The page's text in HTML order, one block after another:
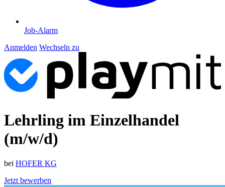
Job-Alarm
Anmelden Wechseln zu
Lehrling im Einzelhandel
(m/w/d)
bei HOFER KG
Jetzt bewerben